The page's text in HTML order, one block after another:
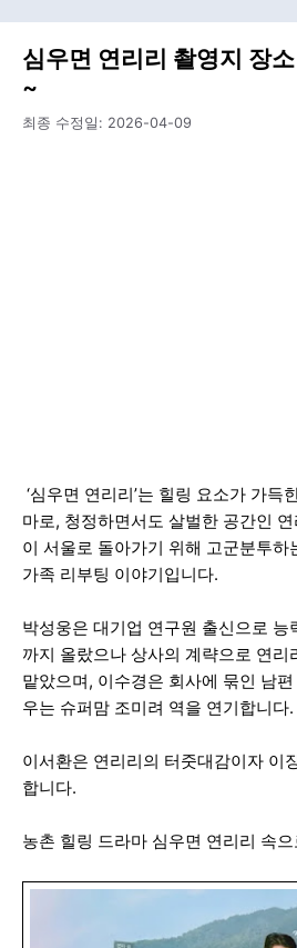
심우면 연리리 촬영지 장
~
최종 수정일: 2026-04-09
‘심우면 연리리’는 힐링 요소가 가득
마로, 청정하면서도 살벌한 공간인
이 서울로 돌아가기 위해 고군분투하
가족 리부팅 이야기입니다.
박성웅은 대기업 연구원 출신으로 능
까지 올랐으나 상사의 계략으로 연리
맡았으며, 이수경은 회사에 묶인 남
우는 슈퍼맘 조미려 역을 연기합니다.
이서환은 연리리의 터줏대감이자 이
합니다.
농촌 힐링 드라마 심우면 연리리 속